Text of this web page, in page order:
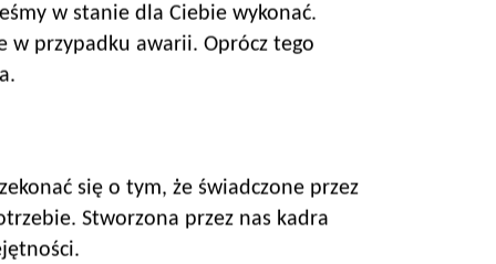
w stanie dla Ciebie wykonać.
w przypadku awarii. Oprócz tego
się o tym, że świadczone przez
Stworzona przez nas kadra